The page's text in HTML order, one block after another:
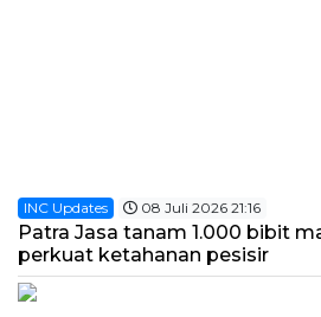
INC Updates 08 Juli 2026 21:16
Patra Jasa tanam 1.000 bibit
perkuat ketahanan pesisir